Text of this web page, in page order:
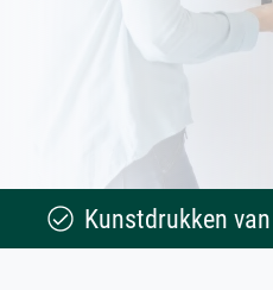
Kunstdrukken